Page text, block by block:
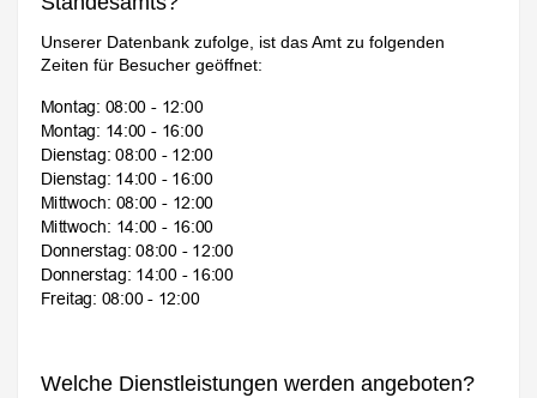
Unserer Datenbank zufolge, ist das Amt zu folgenden
Zeiten für Besucher geöffnet:
Welche Dienstleistungen werden angeboten?